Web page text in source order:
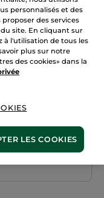
personnalisés et des
des services
du site. En cliquant sur
à l'utilisation de tous les
plus sur notre
des cookies» dans la
LES COOKIES